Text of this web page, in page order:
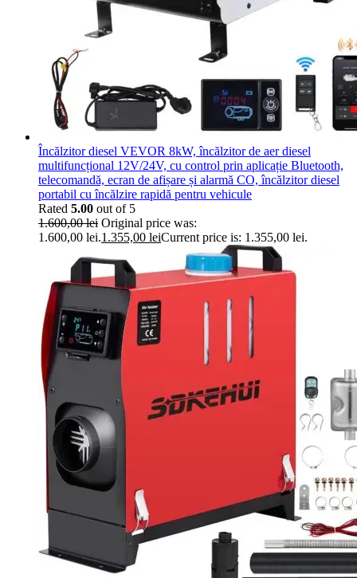
Încălzitor diesel VEVOR 8kW, încălzitor de aer diesel
multifuncțional 12V/24V, cu control prin aplicație Bluetooth,
telecomandă, ecran de afișare și alarmă CO, încălzitor diesel
portabil cu încălzire rapidă pentru vehicule
Rated 5.00 out of 5
1.600,00lei Original price was:
1.600,00 lei.1.355,00 leiCurrent price is: 1.355,00 lei.